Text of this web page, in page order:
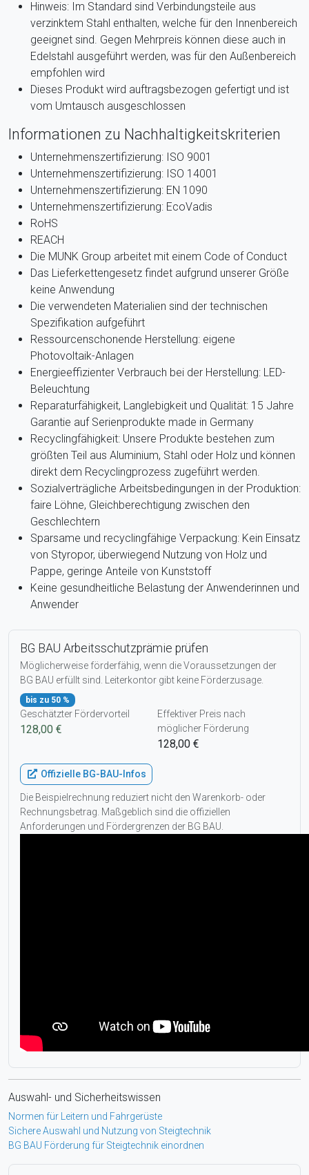
Hinweis: Im Standard sind Verbindungsteile aus
verzinktem Stahl enthalten, welche für den Innenbereich
geeignet sind. Gegen Mehrpreis können diese auch in
Edelstahl ausgeführt werden, was für den Außenbereich
empfohlen wird
Dieses Produkt wird auftragsbezogen gefertigt und ist
vom Umtausch ausgeschlossen
Informationen zu Nachhaltigkeitskriterien
Unternehmenszertifizierung: ISO 9001
Unternehmenszertifizierung: ISO 14001
Unternehmenszertifizierung: EN 1090
Unternehmenszertifizierung: EcoVadis
RoHS
REACH
Die MUNK Group arbeitet mit einem Code of Conduct
Das Lieferkettengesetz findet aufgrund unserer Größe
keine Anwendung
Die verwendeten Materialien sind der technischen
Spezifikation aufgeführt
Ressourcenschonende Herstellung: eigene
Photovoltaik-Anlagen
Energieeffizienter Verbrauch bei der Herstellung: LED-
Beleuchtung
Reparaturfähigkeit, Langlebigkeit und Qualität: 15 Jahre
Garantie auf Serienprodukte made in Germany
Recyclingfähigkeit: Unsere Produkte bestehen zum
größten Teil aus Aluminium, Stahl oder Holz und können
direkt dem Recyclingprozess zugeführt werden.
Sozialverträgliche Arbeitsbedingungen in der Produktion:
faire Löhne, Gleichberechtigung zwischen den
Geschlechtern
Sparsame und recyclingfähige Verpackung: Kein Einsatz
von Styropor, überwiegend Nutzung von Holz und
Pappe, geringe Anteile von Kunststoff
Keine gesundheitliche Belastung der Anwenderinnen und
Anwender
BG BAU Arbeitsschutzprämie prüfen
Möglicherweise förderfähig, wenn die Voraussetzungen der
BG BAU erfüllt sind. Leiterkontor gibt keine Förderzusage.
bis zu 50 %
Geschätzter Fördervorteil
128,00 €
Effektiver Preis nach
möglicher Förderung
128,00 €
Offizielle BG-BAU-Infos
Die Beispielrechnung reduziert nicht den Warenkorb- oder
Rechnungsbetrag. Maßgeblich sind die offiziellen
Anforderungen und Fördergrenzen der BG BAU.
Auswahl- und Sicherheitswissen
Normen für Leitern und Fahrgerüste
Sichere Auswahl und Nutzung von Steigtechnik
BG BAU Förderung für Steigtechnik einordnen